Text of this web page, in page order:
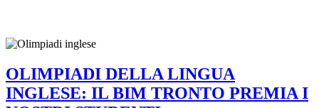
OLIMPIADI DELLA LINGUA
INGLESE: IL BIM TRONTO PREMIA I